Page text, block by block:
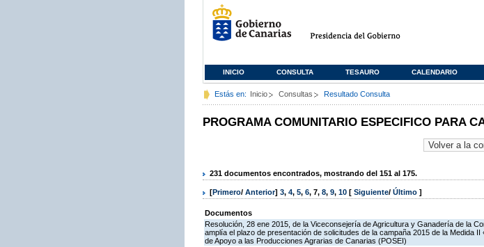
INICIO CONSULTA TESAURO CALENDARIO
Estás en: Inicio Consultas Resultado Consulta
PROGRAMA COMUNITARIO ESPECIFICO PARA
231 documentos encontrados, mostrando del 151 al 175.
[Primero/ Anterior] 3, 4, 5, 6, 7, 8, 9, 10 [ Siguiente/ Último ]
Documentos
Resolución, 28 ene 2015, de la Viceconsejería de Agricultura y Ganadería de la
amplía el plazo de presentación de solicitudes de la campaña 2015 de la Medida
de Apoyo a las Producciones Agrarias de Canarias (POSEI)